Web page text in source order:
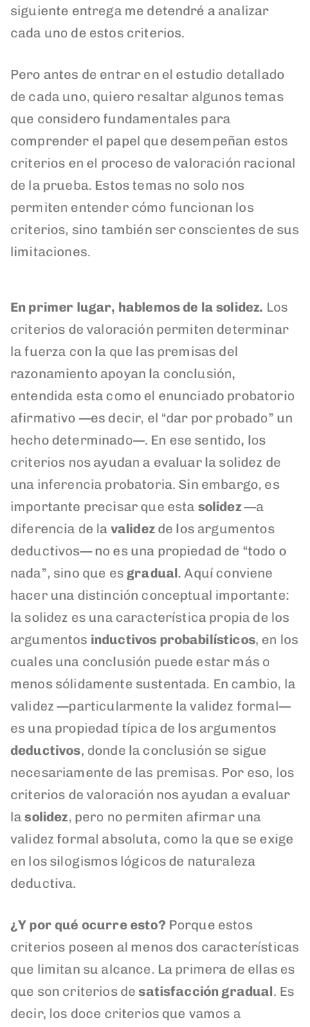
siguiente entrega me detendré a analizar
cada uno de estos criterios.
Pero antes de entrar en el estudio detallado
de cada uno, quiero resaltar algunos temas
que considero fundamentales para
comprender el papel que desempeñan estos
criterios en el proceso de valoración racional
de la prueba. Estos temas no solo nos
permiten entender cómo funcionan los
criterios, sino también ser conscientes de sus
limitaciones.
En primer lugar, hablemos de la solidez. Los
criterios de valoración permiten determinar
la fuerza con la que las premisas del
razonamiento apoyan la conclusión,
entendida esta como el enunciado probatorio
afirmativo —es decir, el “dar por probado” un
hecho determinado—. En ese sentido, los
criterios nos ayudan a evaluar la solidez de
una inferencia probatoria. Sin embargo, es
importante precisar que esta solidez—a
diferencia de la validezde los argumentos
deductivos— no es una propiedad de “todo o
nada”, sino que es gradual. Aquí conviene
hacer una distinción conceptual importante:
la solidez es una característica propia de los
argumentos inductivos probabilísticos, en los
cuales una conclusión puede estar más o
menos sólidamente sustentada. En cambio, la
validez —particularmente la validez formal—
es una propiedad típica de los argumentos
deductivos, donde la conclusión se sigue
necesariamente de las premisas. Por eso, los
criterios de valoración nos ayudan a evaluar
lasolidez, pero no permiten afirmar una
validez formal absoluta, como la que se exige
en los silogismos lógicos de naturaleza
deductiva.
¿Y por qué ocurre esto? Porque estos
criterios poseen al menos dos características
que limitan su alcance. La primera de ellas es
que son criterios desatisfacción gradual. Es
decir, los doce criterios que vamos a